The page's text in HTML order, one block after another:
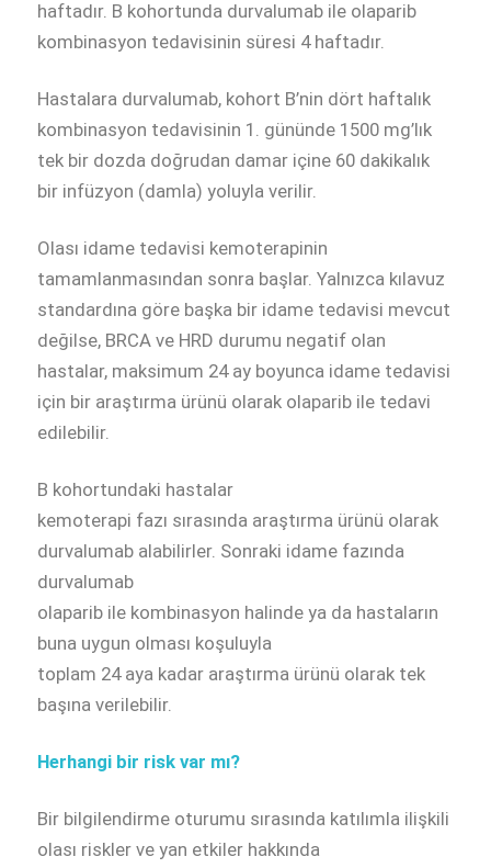
haftadır. B kohortunda durvalumab ile olaparib
kombinasyon tedavisinin süresi 4 haftadır.
Hastalara durvalumab, kohort B’nin dört haftalık
kombinasyon tedavisinin 1. gününde 1500 mg’lık
tek bir dozda doğrudan damar içine 60 dakikalık
bir infüzyon (damla) yoluyla verilir.
Olası idame tedavisi kemoterapinin
tamamlanmasından sonra başlar. Yalnızca kılavuz
standardına göre başka bir idame tedavisi mevcut
değilse, BRCA ve HRD durumu negatif olan
hastalar, maksimum 24 ay boyunca idame tedavisi
için bir araştırma ürünü olarak olaparib ile tedavi
edilebilir.
B kohortundaki hastalar
kemoterapi fazı sırasında araştırma ürünü olarak
durvalumab alabilirler. Sonraki idame fazında
durvalumab
olaparib ile kombinasyon halinde ya da hastaların
buna uygun olması koşuluyla
toplam 24 aya kadar araştırma ürünü olarak tek
başına verilebilir.
Herhangi bir risk var mı?
Bir bilgilendirme oturumu sırasında katılımla ilişkili
olası riskler ve yan etkiler hakkında